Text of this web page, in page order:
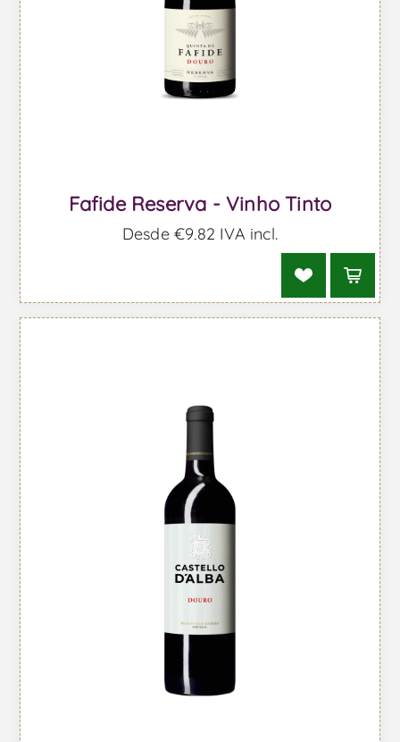
Fafide Reserva - Vinho Tinto
Desde €9,82 IVA incl.